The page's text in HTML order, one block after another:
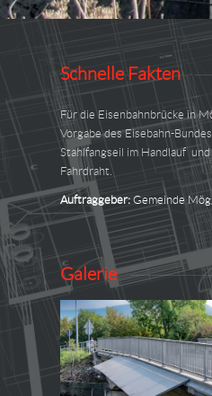
Schnelle Fakten
Für die Eisenbahnbrücke in
Vorgabe des Eisebahn-
Stahlfangseil im Handlauf
Fahrdraht.
Auftraggeber: Gemeinde
Galerie